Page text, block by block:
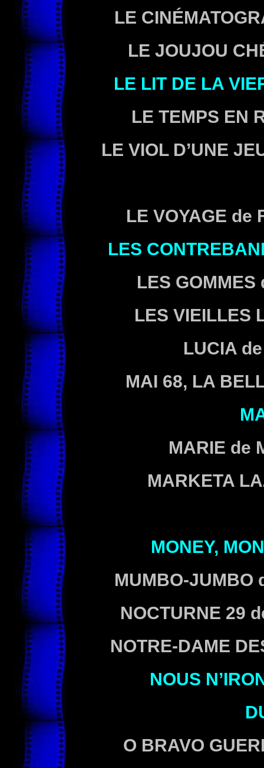
LE
LE JOUJOU
LE LIT DE LA
LE TEMPS EN
LE VIOL D’UNE
LE VOYAGE de
LES
LES GOMMES
LES VIEILLES
LUCIA
MAI 68, LA
MARIE de
MARKETA
MONEY,
MUMBO-JUMBO
NOCTURNE 29
NOTRE-DAME
NOUS
O BRAVO